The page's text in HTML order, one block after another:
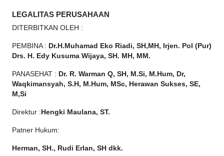
LEGALITAS PERUSAHAAN
DITERBITKAN OLEH :
PEMBINA : Dr.H.Muhamad Eko Riadi, SH,MH, Irjen. Pol (Pur)
Drs. H. Edy Kusuma Wijaya, SH. MH, MM.
PANASEHAT : Dr. R. Warman Q, SH, M.Si, M.Hum, Dr,
Waqkimansyah, S.H, M.Hum, MSc, Herawan Sukses, SE,
M,Si
Direktur :Hengki Maulana, ST.
Patner Hukum:
Herman, SH., Rudi Erlan, SH dkk.